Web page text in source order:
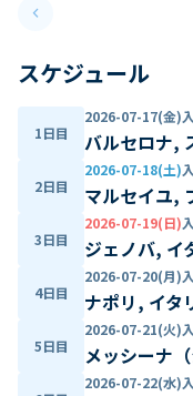
keyboard_arrow_leftPrevious slide
スケジュール
1日目
2026-07-17(金)
バルセロナ,
2日目
2026-07-18(土)
マルセイユ,
3日目
2026-07-19(日)
ジェノバ, イ
4日目
2026-07-20(月)
ナポリ, イタ
5日目
2026-07-21(火)
メッシーナ
2026-07-22(水)